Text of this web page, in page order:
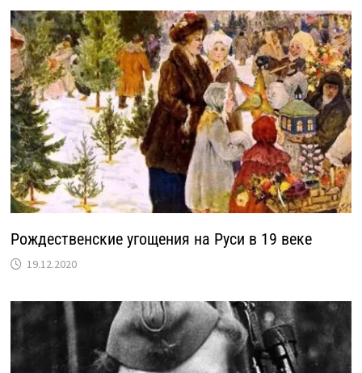
Рождественские угощения на Руси в 19 веке
19.12.2020